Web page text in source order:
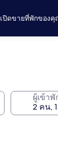
เปิดขายที่พักของ
ผู้เข้าพั